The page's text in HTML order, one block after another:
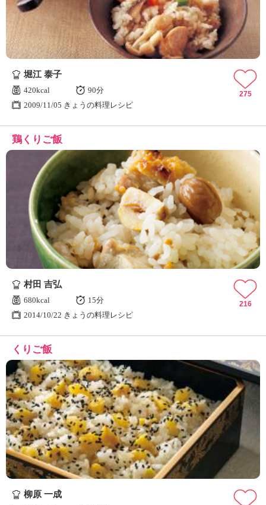
堀江 泰子
420kcal
90分
2009/11/05 きょうの料理レシピ
275
鶏くりご飯
村田 吉弘
680kcal
15分
2014/10/22 きょうの料理レシピ
216
くりご飯
柳原 一成